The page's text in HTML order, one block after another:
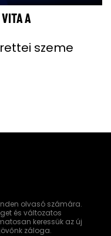
VITA A
szeme
olvasó számára.
és változatos
keressük az új
záloga.